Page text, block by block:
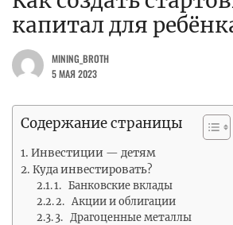
капитал для
MINING_BROTH
5 МАЯ 2023
Содержание страницы
Инвестиции — детям
Куда инвестировать?
1. Банковские вклады
2. Акции и облигации
3. Драгоценные металлы